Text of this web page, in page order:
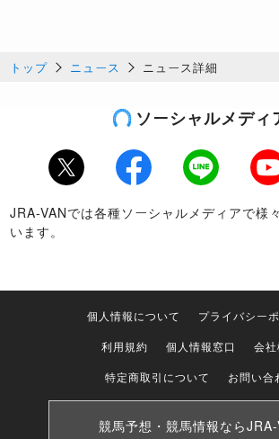
トップ ニュース ニュース詳細
ソーシャルメディ
Twitter Facebook LINE
JRA-VANでは各種ソーシャルメディアで様
います。
個人情報について
プライバシー
利用規約
個人情報窓口
会
特定商取引について
お問い合
競馬予想・競馬情報ならJRA-